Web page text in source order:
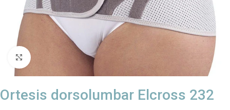
Click to enlarge
Ortesis dorsolumbar Elcross 232